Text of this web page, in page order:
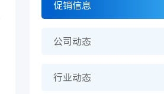
促销信息
公司动态
行业动态